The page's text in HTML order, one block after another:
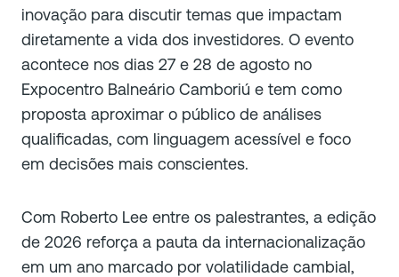
inovação para discutir temas que impactam
diretamente a vida dos investidores. O evento
acontece nos dias 27 e 28 de agosto no
Expocentro Balneário Camboriú e tem como
proposta aproximar o público de análises
qualificadas, com linguagem acessível e foco
em decisões mais conscientes.
Com Roberto Lee entre os palestrantes, a edição
de 2026 reforça a pauta da internacionalização
em um ano marcado por volatilidade cambial,